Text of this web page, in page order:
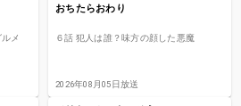
メ
おちたらおわり
６話 犯人は誰？味方の顔した悪魔
2026年08月05日放送